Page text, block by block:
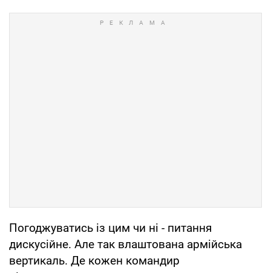
Погоджуватись із цим чи ні - питання
дискусійне. Але так влаштована армійська
вертикаль. Де кожен командир